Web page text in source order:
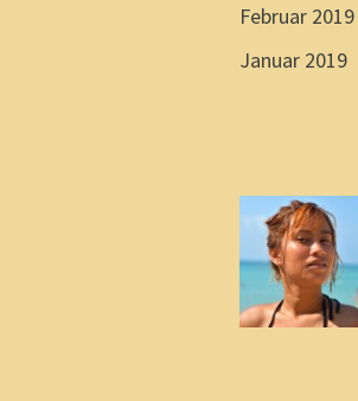
Februar 2019
Januar 2019